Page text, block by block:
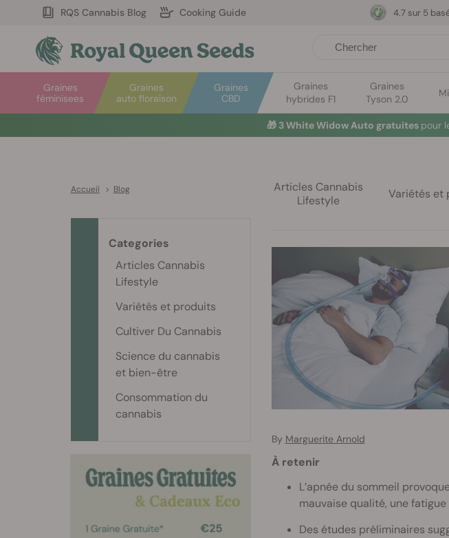
RQS Cannabis Blog Cooking Guide
Graines
auto floraison
Graines
féminisees
Graines
CBD
Graines
hybrides F1
Graines
Tyson 2.0
4.7 sur 5
🎁 3 White Widow Auto gratuites pour
Accueil > Blog
Articles Cannabis
Lifestyle
Variétés et
By Marguerite Arnold
À retenir
L’apnée du sommeil
mauvaise qualité, une
Des études préliminaires
Categories
Articles Cannabis
Lifestyle
Variétés et produits
Cultiver Du Cannabis
Science du cannabis
et bien-être
Consommation du
cannabis